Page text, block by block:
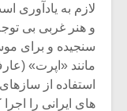
لازم به
و هنر غربی بی
سنجیده و برای
مانند «اپرت»
استفاده از
های ایرانی را